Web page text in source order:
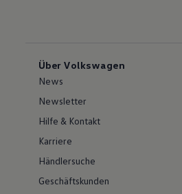
Über Volkswagen
News
Newsletter
Hilfe & Kontakt
Karriere
Händlersuche
Geschäftskunden